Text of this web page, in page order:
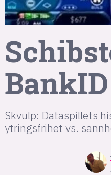
BankID
Skvulp: Dataspillets
ytringsfrihet vs.